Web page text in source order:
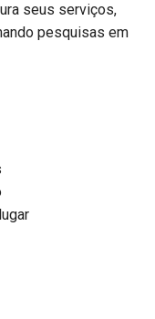
seus serviços,
pesquisas em